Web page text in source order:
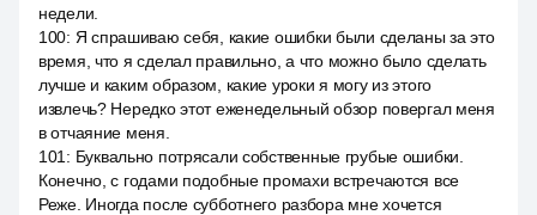
недели.
100: Я спрашиваю себя, какие ошибки были сделаны за это
время, что я сделал правильно, а что можно было сделать
лучше и каким образом, какие уроки я могу из этого
извлечь? Нередко этот еженедельный обзор повергал меня
в отчаяние меня.
101 : Буквально потрясали собственные грубые ошибки.
Конечно, с годами подобные промахи встречаются все
Реже. Иногда после субботнего разбора мне хочется